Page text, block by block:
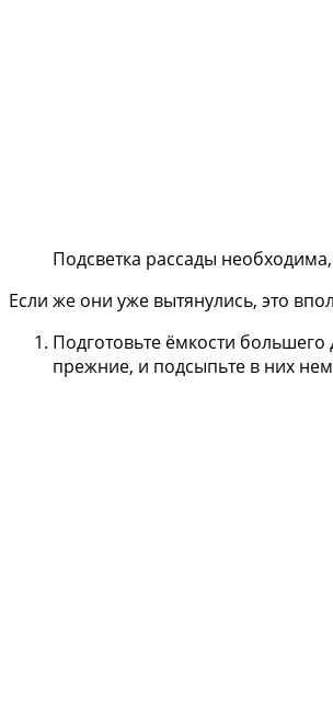
Подсветка рассады
Если же они уже вытянулись, это
Подготовьте ёмкости
прежние, и подсыпьте в них